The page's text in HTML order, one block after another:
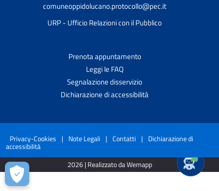
comuneoppidolucano.protocollo@pec.it
URP - Ufficio Relazioni con il Pubblico
Prenota appuntamento
Leggi le FAQ
Segnalazione disservizio
Dichiarazione di accessibilità
Privacy-Cookies | Note Legali | Contatti | Dichiarazione di
accessibilità
2026 | Realizzato da Wemapp